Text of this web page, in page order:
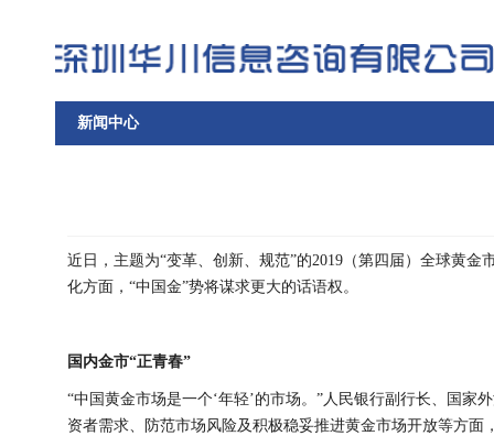
新闻中心
近日，主题为“变革、创新、规范”的2019（第四届）全球黄
化方面，“中国金”势将谋求更大的话语权。
国内金市“正青春”
“中国黄金市场是一个‘年轻’的市场。”人民银行副行长、国
资者需求、防范市场风险及积极稳妥推进黄金市场开放等方面